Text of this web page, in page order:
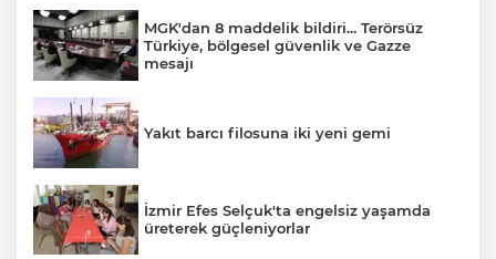
MGK'dan 8 maddelik bildiri... Terörsüz
Türkiye, bölgesel güvenlik ve Gazze
mesajı
Yakıt barcı filosuna iki yeni gemi
İzmir Efes Selçuk'ta engelsiz yaşamda
üreterek güçleniyorlar